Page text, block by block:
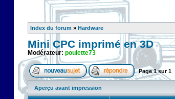
Index du forum » Hardware
Mini CPC imprimé en 3D
Modérateur: poulette73
Page1sur1
Aperçu avant impression